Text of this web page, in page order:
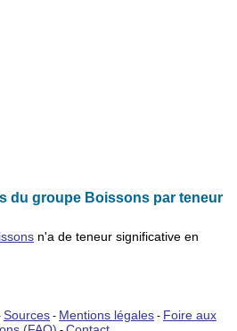
du groupe Boissons par teneur
n'a de teneur significative en
Sources - Mentions légales - Foire aux